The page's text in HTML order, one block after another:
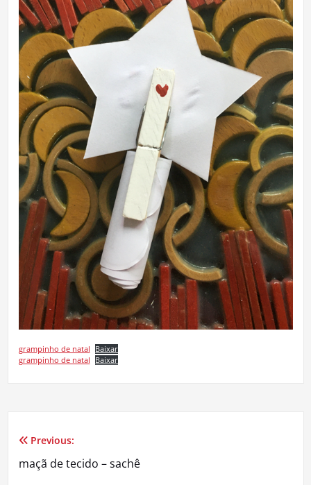
grampinho de natal
Baixar
grampinho de natal
Baixar
Navegação
de
Previous:
maçã de tecido – sachê